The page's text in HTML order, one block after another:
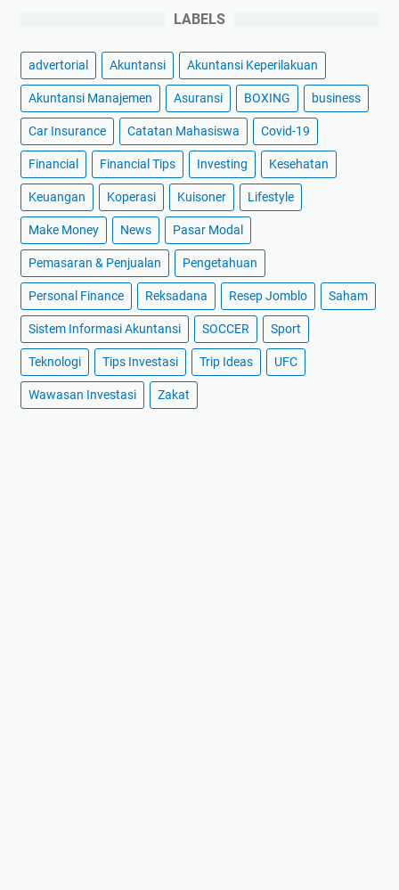
LABELS
advertorial Akuntansi Akuntansi Keperilakuan
Akuntansi Manajemen Asuransi BOXING business
Car Insurance Catatan Mahasiswa Covid-19
Financial Financial Tips Investing Kesehatan
Keuangan Koperasi Kuisoner Lifestyle
Make Money News Pasar Modal
Pemasaran & Penjualan Pengetahuan
Personal Finance Reksadana Resep Jomblo Saham
Sistem Informasi Akuntansi SOCCER Sport
Teknologi Tips Investasi Trip Ideas UFC
Wawasan Investasi Zakat